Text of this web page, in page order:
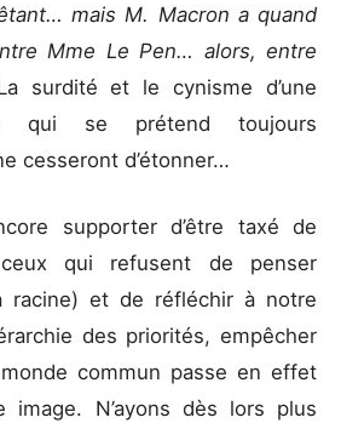
mais M. Macron a quand
Mme Le Pen… alors, entre
surdité et le cynisme d’une
qui se prétend toujours
cesseront d’étonner…
supporter d’être taxé de
qui refusent de penser
racine) et de réfléchir à notre
des priorités, empêcher
commun passe en effet
image. N’ayons dès lors plus